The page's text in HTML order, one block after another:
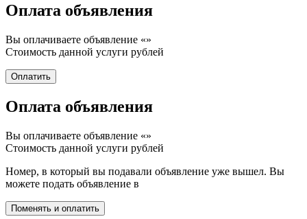
Оплата объявления
Вы оплачиваете объявление «»
Стоимость данной услуги рублей
Оплата объявления
Вы оплачиваете объявление «»
Стоимость данной услуги рублей
Номер, в который вы подавали объявление уже вышел. Вы
можете подать объявление в